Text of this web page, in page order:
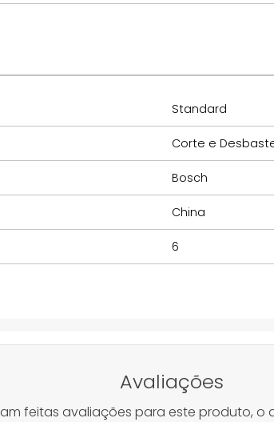
Standard
Corte e
Bosch
China
6
Avaliações
feitas avaliações para este produto, o